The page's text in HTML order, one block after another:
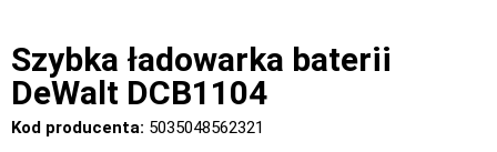
Szybka ładowarka baterii
DeWalt DCB1104
Kod producenta: 5035048562321